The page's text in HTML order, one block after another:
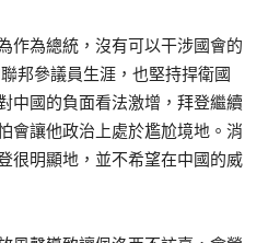
作為總統，沒有可以干涉國會的
邦參議員生涯，也堅持捍衛國
中國的負面看法激增，拜登繼續
會讓他政治上處於尷尬境地。消
很明顯地，並不希望在中國的威